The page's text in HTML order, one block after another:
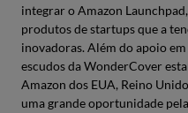
integrar o Amazon
produtos de startups que a
inovadoras. Além do apoio
escudos da WonderCover
Amazon dos EUA, Reino
uma grande oportunidade